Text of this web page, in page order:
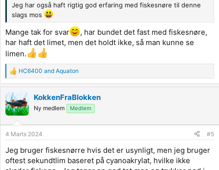
Jeg har også haft rigtig god erfaring med fiskesnøre til denne
slags mos
Mange tak for svar
, har bundet det fast med fiskesnøre,
har haft det limet, men det holdt ikke, så man kunne se
limen.
R
e
c
t
i
s
HC6400 and Aquaton
KokkenFraBlokken
Ny medlem Medlem
4 Marts 2024 #5
Jeg bruger fiskesnørre hvis det er usynligt, men jeg bruger
oftest sekundtlim baseret på cyanoakrylat, hvilke ikke